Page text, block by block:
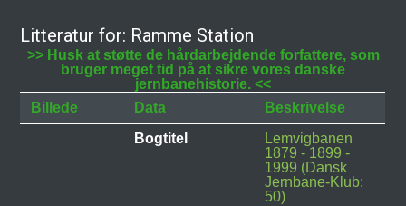
Litteratur for: Ramme Station
>> Husk at støtte de hårdarbejdende forfattere, som
bruger meget tid på at sikre vores danske
jernbanehistorie. <<
Billede
Data
Beskrivelse
Bogtitel
Lemvigbanen
1879 - 1899 -
1999 (Dansk
Jernbane-Klub:
50)